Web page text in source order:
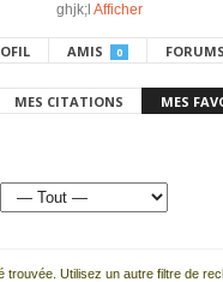
ghjk;l Afficher
AMIS 0 FORUMS
MES CITATIONS MES
trouvée. Utilisez un autre filtre de